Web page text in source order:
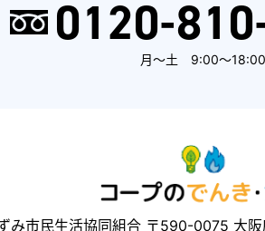
0120-
月～土 9:00～18:00
み市民生活協同組合 〒590-0075 大阪